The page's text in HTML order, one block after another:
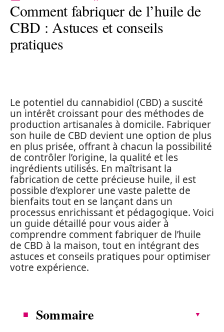
Comment fabriquer de l’huile de
CBD : Astuces et conseils
pratiques
Le potentiel du cannabidiol (CBD) a suscité
un intérêt croissant pour des méthodes de
production artisanales à domicile. Fabriquer
son huile de CBD devient une option de plus
en plus prisée, offrant à chacun la possibilité
de contrôler l’origine, la qualité et les
ingrédients utilisés. En maîtrisant la
fabrication de cette précieuse huile, il est
possible d’explorer une vaste palette de
bienfaits tout en se lançant dans un
processus enrichissant et pédagogique. Voici
un guide détaillé pour vous aider à
comprendre comment fabriquer de l’huile
de CBD à la maison, tout en intégrant des
astuces et conseils pratiques pour optimiser
votre expérience.
Sommaire